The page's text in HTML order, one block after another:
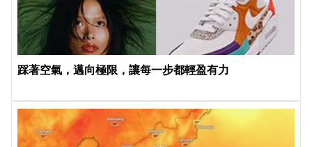
踩著空氣，邁向極限，讓每一步都輕盈有力